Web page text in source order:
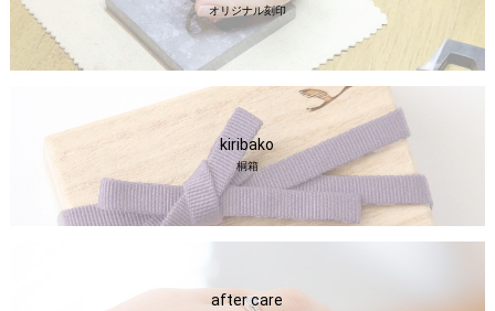
オリジナル刻印
kiribako
桐箱
after care